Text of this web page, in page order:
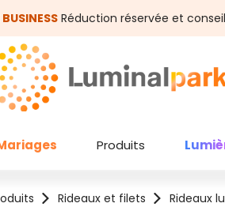
principalRéduction réservée et
Produits
Rideaux et filets Rideaux